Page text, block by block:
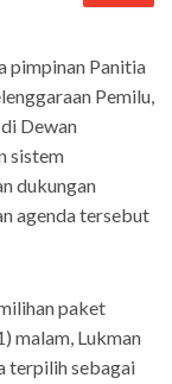
pimpinan Panitia
Pemilu,
Dewan
sistem
dukungan
agenda tersebut
paket
malam, Lukman
terpilih sebagai